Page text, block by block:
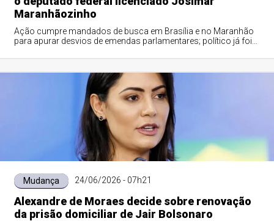
Maranhãozinho
Ação cumpre mandados de busca em Brasília e no Maranhão
para apurar desvios de emendas parlamentares; político já foi
Mudança 24/06/2026 - 07h21
Alexandre de Moraes decide sobre renovação
da prisão domiciliar de Jair Bolsonaro